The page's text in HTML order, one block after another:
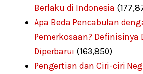
Berlaku di Indonesia
Apa Beda Pencabulan
Pemerkosaan? Definisinya
Diperbarui (163,850)
Pengertian dan Ciri-ciri